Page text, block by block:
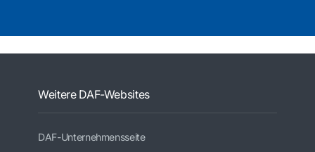
Weitere DAF-Websites
DAF-Unternehmensseite